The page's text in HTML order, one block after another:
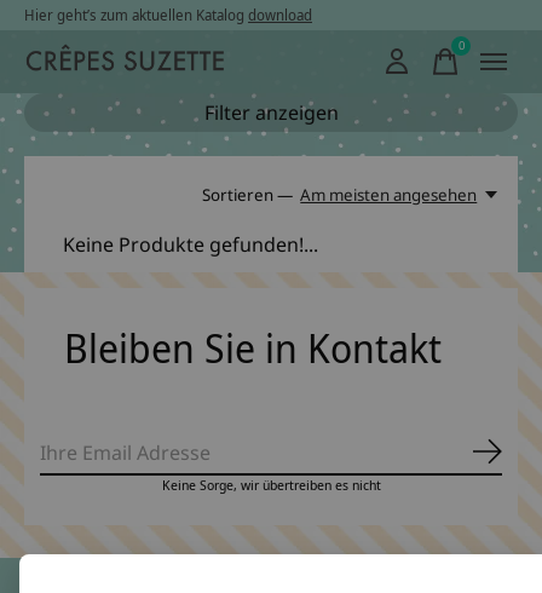
Hier geht’s zum aktuellen Katalog download
0items
Filter anzeigen
Sortieren — Am meisten angesehen
Keine Produkte gefunden!...
Bleiben Sie in Kontakt
Keine Sorge, wir übertreiben es nicht